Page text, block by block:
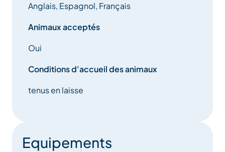
Anglais, Espagnol, Français
Animaux acceptés
Oui
Conditions d'accueil des animaux
tenus en laisse
Equipements